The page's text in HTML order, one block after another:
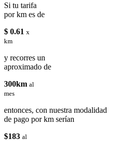
Si tu tarifa
por km es de
$ 0.61 x
km
y recorres un
aproximado de
300km al
mes
entonces, con nuestra modalidad
de pago por km serían
$183 al